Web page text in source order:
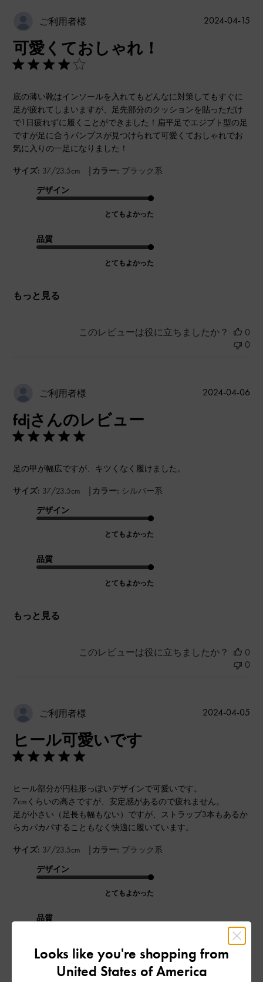
ご利用者様
可愛くておしゃれ！
底の薄い靴はインソールを入れてもどんなに対策してもすぐに
足が疲れてしまいますが、足先部分のクッションを貼っただけ
で1日疲れずに履くことができました！扁平足でエジプト型の足
ですが足に合うパンプスが見つけられて可愛くておしゃれでお
気に入りの一足になりました！
サイズ: 37/23.5cm | カラー: ブラック系
デザイン
とてもよかった
品質
とてもよかった
もっと見る
公
2024-04-15
このレビューは役に立ちましたか？
0
0
ご利用者様
fdjさんのレビュー
足の甲が幅広ですが、キツくなく履けました。
サイズ: 37/23.5cm | カラー: シルバー系
デザイン
とてもよかった
品質
とてもよかった
もっと見る
公
2024-04-06
このレビューは役に立ちましたか？
0
0
ご利用者様
ヒール可愛いです
ヒール部分が円柱形っぽいデザインで可愛いです。
7cmくらいの高さですが、安定感があるので疲れません。
足が小さい（足長も幅もない）ですが、ストラップ3本もあるか
らカパカパすることもなく快適に履いています。
サイズ: 37/23.5cm | カラー: ブラック系
デザイン
とてもよかった
品質
もっと見る
公
2024-04-05
Looks like you're shopping from
United States of America